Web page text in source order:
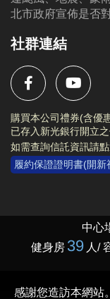
北市政府宣佈是否
社群連結
購買本公司禮券(含優
已存入新光銀行開立
如需查詢信託資訊請
履約保證證明書(開新